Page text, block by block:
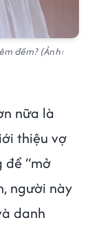
đềm? (Ảnh:
nữa là
thiệu vợ
để “mở
người này
danh